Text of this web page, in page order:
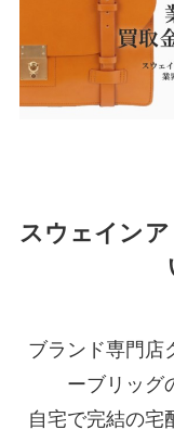
スウェイン
ブランド専門店
ーブリッグ
自宅で完結の宅